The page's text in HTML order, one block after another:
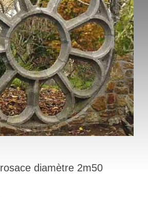
rosace diamètre 2m50